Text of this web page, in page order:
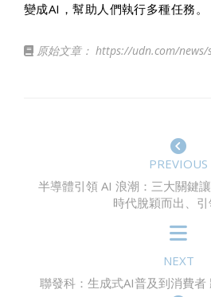
變成AI，幫助人們執行多種任務。
原始文章： https://udn.com/
PREVIOUS
半導體引領 AI 浪潮：三大關鍵
時代脫穎而出、
NEXT
聯發科：生成式AI普及到消費